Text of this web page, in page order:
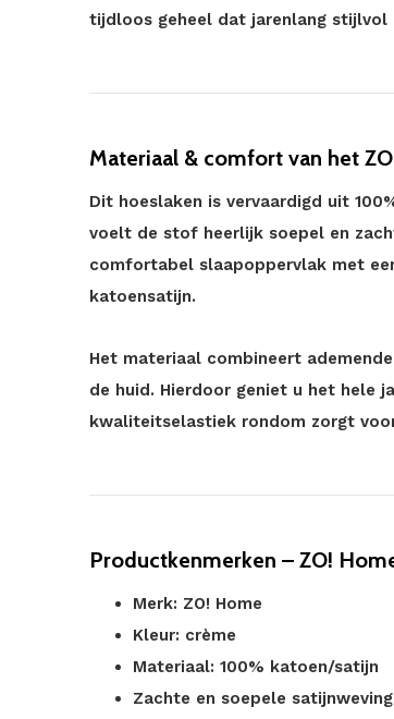
tijdloos geheel dat jarenlang stijlvol
Materiaal & comfort van het
Dit hoeslaken is vervaardigd uit
voelt de stof heerlijk soepel en
comfortabel slaapoppervlak met
katoensatijn.
Het materiaal combineert
de huid. Hierdoor geniet u het hele
kwaliteitselastiek rondom zorgt
Productkenmerken – ZO!
Merk: ZO! Home
Kleur: crème
Materiaal: 100% katoen/satijn
Zachte en soepele satijnweving